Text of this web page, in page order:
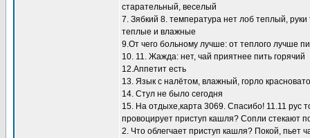
старательный, веселый
7. Зябкий 8. температура нет лоб теплый,
теплые и влажные
9.От чего больному лучше: от теплого лучше
10. 11. Жажда: нет, чай приятнее пить горячий
12.Аппетит есть
13. Язык с налётом, влажный, горло
14. Стул не было сегодня
15. На отдыхе,карта 3069. Спасибо! 11.11 рус
провоцирует приступ кашля? Сопли стекают
2. Что облегчает приступ кашля? Покой, пьет